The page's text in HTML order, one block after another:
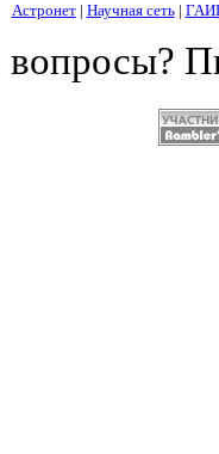
Астронет| Научная сеть|
вопросы?